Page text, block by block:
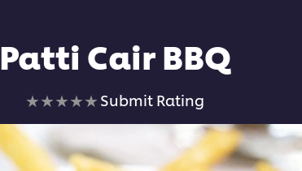
Patti Cair BBQ
No
ratings
submitted
for
Submit Rating